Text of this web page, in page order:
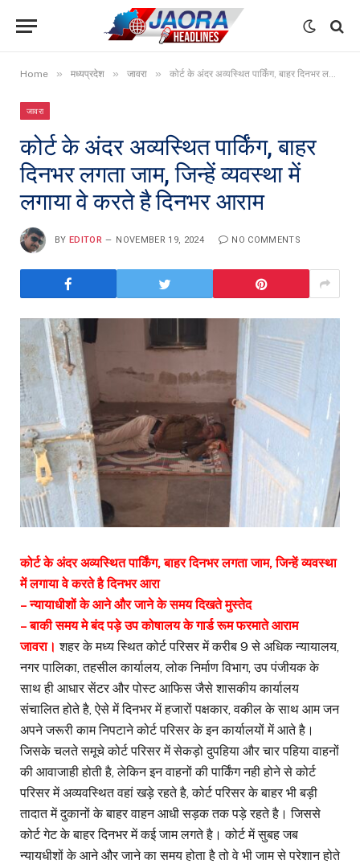
Home » मध्यप्रदेश » जावरा » कोर्ट के अंदर अव्यस्थित पार्किंग, बाहर दिनभर लगता जाम, जिन्हें व्यवस्था में लगाया वे करते है दिनभर आराम
जावरा
कोर्ट के अंदर अव्यस्थित पार्किंग, बाहर
दिनभर लगता जाम, जिन्हें व्यवस्था में
लगाया वे करते है दिनभर आराम
BY EDITOR NOVEMBER 19, 2024 NO COMMENTS
कोर्ट के अंदर अव्यस्थित पार्किंग, बाहर दिनभर लगता जाम, जिन्हें व्यवस्था
में लगाया वे करते है दिनभर आरा
– न्यायाधीशों के आने और जाने के समय दिखते मुस्तेद
– बाकी समय मे बंद पड़े उप कोषालय के गार्ड रूम फरमाते आराम
जावरा। शहर के मध्य स्थित कोर्ट परिसर में करीब 9 से अधिक न्यायालय,
नगर पालिका, तहसील कार्यालय, लोक निर्माण विभाग, उप पंजीयक के
साथ ही आधार सेंटर और पोस्ट आफिस जैसे शासकीय कार्यालय
संचालित होते है, ऐसे में दिनभर में हजारों पक्षकार, वकील के साथ आम जन
अपने जरूरी काम निपटाने कोर्ट परिसर के इन कार्यालयों में आते है।
जिसके चलते समूचे कोर्ट परिसर में सेकड़ो दुपहिया और चार पहिया वाहनों
की आवाजाही होती है, लेकिन इन वाहनों की पार्किंग नही होने से कोर्ट
परिसर में अव्यवस्थित वहां खड़े रहते है, कोर्ट परिसर के बाहर भी बड़ी
तादात में दुकानों के बाहर वाहन आधी सड़क तक पड़े रहते है। जिससे
कोर्ट गेट के बाहर दिनभर में कई जाम लगते है। कोर्ट में सुबह जब
न्यायधीशों के आने और जाने का समय होता है तो वे भी जाम से परेशान होते